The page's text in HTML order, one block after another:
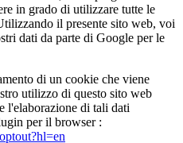
in grado di utilizzare tutte le
il presente sito web, voi
dati da parte di Google per le
di un cookie che viene
utilizzo di questo sito web
l'elaborazione di tali dati
per il browser :